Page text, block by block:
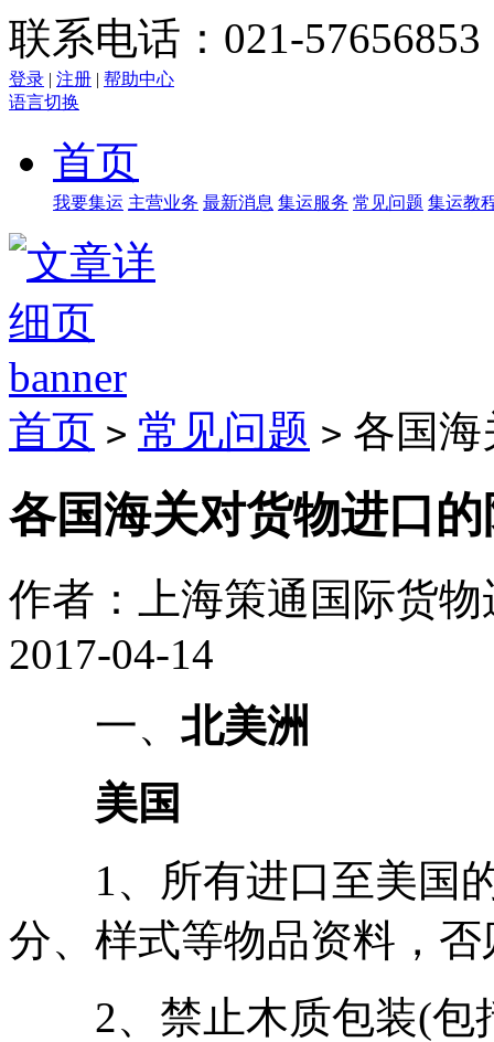
联系电话：021-57656853
登录 | 注册 | 帮助中心
语言切换
首页
我要集运 主营业务 最新消息 集运服务 常见问题 集运教
首页 > 常见问题 > 各国
各国海关对货物进口
作者：上海策通国际货
2017-04-14
一、 北美洲
美国
1、所有进口至美国的
分、样式等物品资料，
2、禁止木质包装(包